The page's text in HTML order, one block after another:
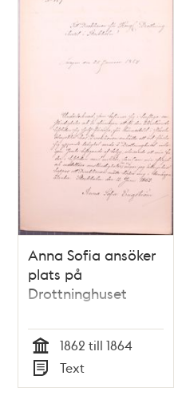
Anna Sofia ansöker
plats på
Drottninghuset
Tid
1862 till 1864
Typ
Text